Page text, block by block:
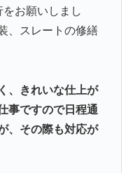
お願いしまし
、スレートの修繕
、きれいな仕上が
事ですので日程通
、その際も対応が